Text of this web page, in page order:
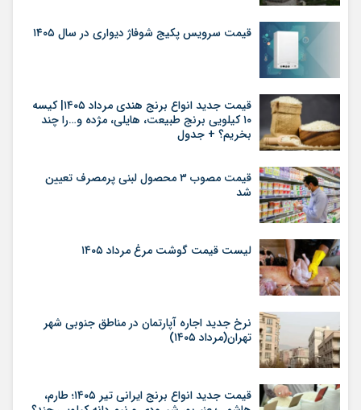
قیمت سرویس پکیج شوفاژ دیواری در سال ۱۴۰۵
قیمت جدید انواع برنج هندی مرداد ۱۴۰۵| کیسه
۱۰ کیلویی برنج طبیعت، هایلی، مژده و…را چند
بخریم؟ + جدول
قیمت مصوب ۳ محصول لبنی پرمصرف تعیین
شد
لیست قیمت گوشت مرغ مرداد ۱۴۰۵
نرخ جدید اجاره آپارتمان در مناطق جنوبی شهر
تهران(مرداد ۱۴۰۵)
قیمت جدید انواع برنج ایرانی تیر ۱۴۰۵؛ طارم،